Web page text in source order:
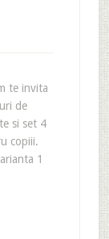
te invita
de
si set 4
copiii.
1